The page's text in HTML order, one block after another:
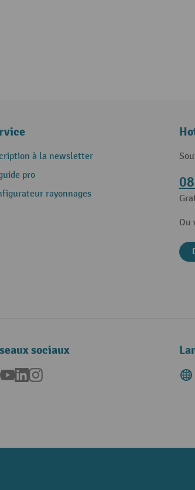
à la newsletter
pro
rayonnages
Ou
sociaux
Facebook
YouTubeLinkedInInstagram